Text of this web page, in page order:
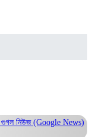
গুগল নিউজ (Google News)